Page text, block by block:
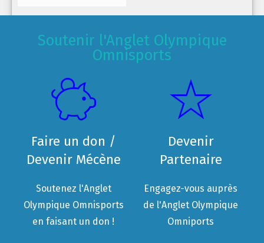
Soutenir l'Anglet Olympique
Omnisports
Faire un don /
Devenir Mécène
Soutenez l'Anglet
Olympique Omnisports
en faisant un don !
Devenir
Partenaire
Engagez-vous auprès
de l'Anglet Olympique
Omniports